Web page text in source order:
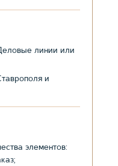
линии или
и
элементов: